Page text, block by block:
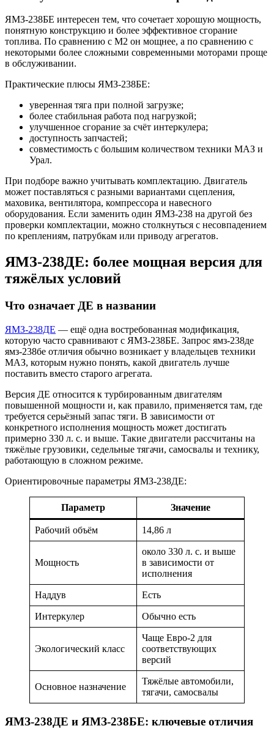
ЯМЗ-238БЕ интересен тем, что сочетает хорошую мощность,
понятную конструкцию и более эффективное сгорание
топлива. По сравнению с М2 он мощнее, а по сравнению с
некоторыми более сложными современными моторами проще
в обслуживании.
Практические плюсы ЯМЗ-238БЕ:
уверенная тяга при полной загрузке;
более стабильная работа под нагрузкой;
улучшенное сгорание за счёт интеркулера;
доступность запчастей;
совместимость с большим количеством техники МАЗ и
Урал.
При подборе важно учитывать комплектацию. Двигатель
может поставляться с разными вариантами сцепления,
маховика, вентилятора, компрессора и навесного
оборудования. Если заменить один ЯМЗ-238 на другой без
проверки комплектации, можно столкнуться с несовпадением
по креплениям, патрубкам или приводу агрегатов.
ЯМЗ-238ДЕ: более мощная версия для
тяжёлых условий
Что означает ДЕ в названии
ЯМЗ-238ДЕ — ещё одна востребованная модификация,
которую часто сравнивают с ЯМЗ-238БЕ. Запрос ямз-238де
ямз-238бе отличия обычно возникает у владельцев техники
МАЗ, которым нужно понять, какой двигатель лучше
поставить вместо старого агрегата.
Версия ДЕ относится к турбированным двигателям
повышенной мощности и, как правило, применяется там, где
требуется серьёзный запас тяги. В зависимости от
конкретного исполнения мощность может достигать
примерно 330 л. с. и выше. Такие двигатели рассчитаны на
тяжёлые грузовики, седельные тягачи, самосвалы и технику,
работающую в сложном режиме.
Ориентировочные параметры ЯМЗ-238ДЕ:
Параметр Значение
Рабочий объём 14,86 л
Мощность
около 330 л. с. и выше
в зависимости от
исполнения
Наддув Есть
Интеркулер Обычно есть
Экологический класс
Чаще Евро-2 для
соответствующих
версий
Основное назначение
Тяжёлые автомобили,
тягачи, самосвалы
ЯМЗ-238ДЕ и ЯМЗ-238БЕ: ключевые отличия